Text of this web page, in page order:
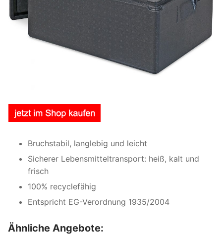
Bruchstabil, langlebig und leicht
Sicherer Lebensmitteltransport: heiß, kalt und
frisch
100% recyclefähig
Entspricht EG-Verordnung 1935/2004
Ähnliche Angebote: